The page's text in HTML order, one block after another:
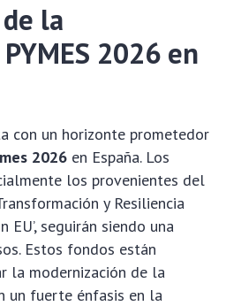
la
2026 en
con un horizonte prometedor
2026 en España. Los
los provenientes del
y Resiliencia
EU’, seguirán siendo una
Estos fondos están
la modernización de la
un fuerte énfasis en la